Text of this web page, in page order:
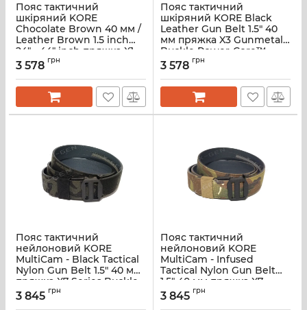
Пояс тактичний
шкіряний KORE
Chocolate Brown 40 мм /
Leather Brown 1.5 inch
24" - 44" inch пряжка X1
Gunmetal Buckle
(KR2LT40A-BRW)
3 578 грн
Пояс тактичний
шкіряний KORE Black
Leather Gun Belt 1.5" 40
мм пряжка X3 Gunmetal
Buckle Power-Core™
(KR2LT40A-BK)
3 578 грн
Пояс тактичний
нейлоновий KORE
MultiCam - Black Tactical
Nylon Gun Belt 1.5" 40 мм
пряжка X7 Series Buckle
(KR1NL40A-MCBK)
3 845 грн
Пояс тактичний
нейлоновий KORE
MultiCam - Infused
Tactical Nylon Gun Belt
1.5" 40 мм пряжка X7
Series Buckle (KR1NL40A-
MCI)
3 845 грн